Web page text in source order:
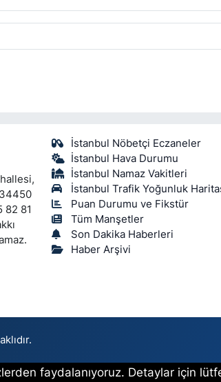
82 81
İstanbul Nöbetçi Eczaneler
İstanbul Hava Durumu
İstanbul Namaz Vakitleri
İstanbul Trafik Yoğunluk
Puan Durumu ve Fikstür
Tüm Manşetler
Son Dakika Haberleri
Haber Arşivi
faydalanıyoruz. Detaylar için